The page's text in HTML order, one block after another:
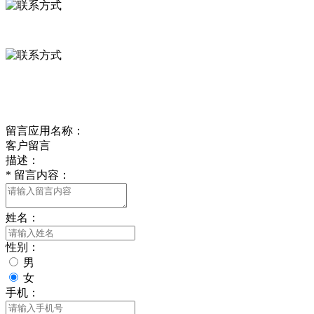
留言应用名称：
客户留言
描述：
* 留言内容：
姓名：
性别：
男
女
手机：